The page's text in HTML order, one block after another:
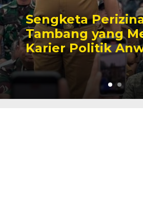
Sengketa
Tambang yang
Karier Politik